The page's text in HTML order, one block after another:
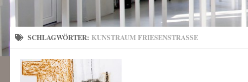
SCHLAGWÖRTER: KUNSTRAUM FRIESENSTRASSE